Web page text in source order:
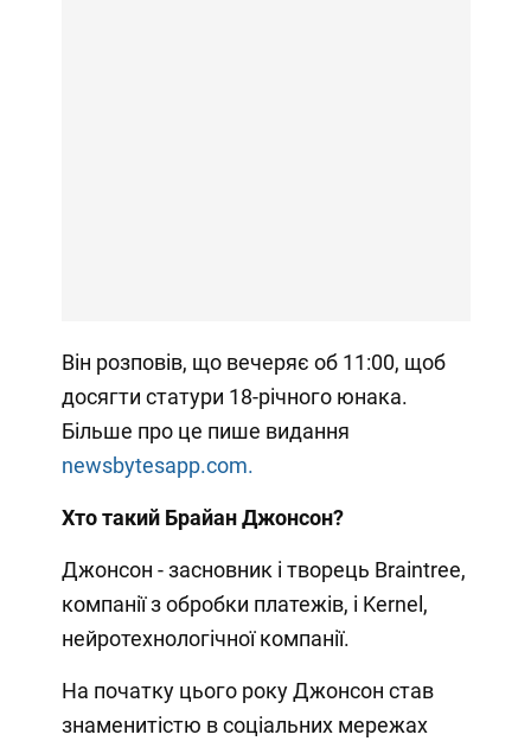
Він розповів, що вечеряє об 11:00, щоб
досягти статури 18-річного юнака.
Більше про це пише видання
newsbytesapp.com.
Хто такий Брайан Джонсон?
Джонсон - засновник і творець Braintree,
компанії з обробки платежів, і Kernel,
нейротехнологічної компанії.
На початку цього року Джонсон став
знаменитістю в соціальних мережах